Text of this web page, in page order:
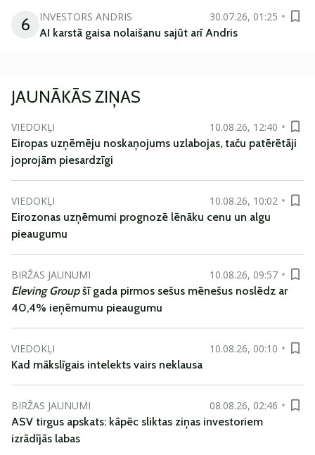
6 INVESTORS ANDRIS
30.07.26, 01:25
AI karstā gaisa nolaišanu sajūt arī Andris
JAUNĀKĀS ZIŅAS
VIEDOKĻI
10.08.26, 12:40
Eiropas uzņēmēju noskaņojums uzlabojas, taču patērētāji
joprojām piesardzīgi
VIEDOKĻI
10.08.26, 10:02
Eirozonas uzņēmumi prognozē lēnāku cenu un algu
pieaugumu
BIRŽAS JAUNUMI
10.08.26, 09:57
Eleving Groupšī gada pirmos sešus mēnešus noslēdz ar
40,4% ieņēmumu pieaugumu
VIEDOKĻI
10.08.26, 00:10
Kad mākslīgais intelekts vairs neklausa
BIRŽAS JAUNUMI
08.08.26, 02:46
ASV tirgus apskats: kāpēc sliktas ziņas investoriem
izrādījās labas